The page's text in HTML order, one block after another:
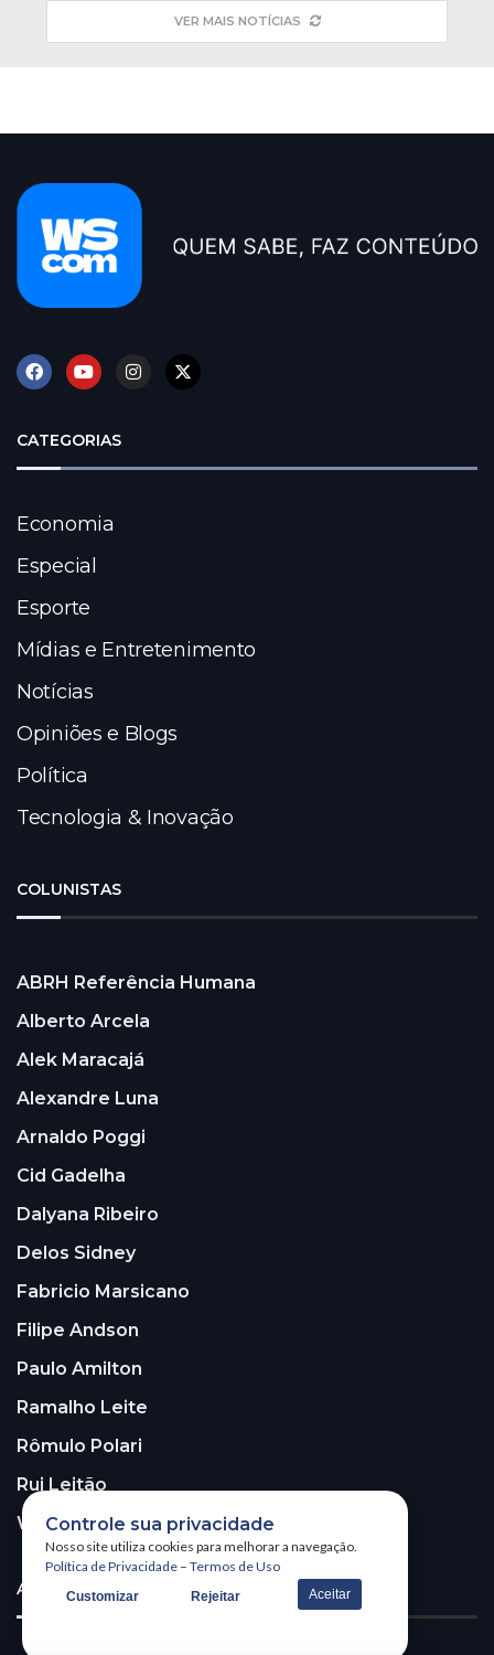
VER MAIS NOTÍCIAS
CATEGORIAS
Economia
Especial
Esporte
Mídias e Entretenimento
Notícias
Opiniões e Blogs
Política
Tecnologia & Inovação
COLUNISTAS
ABRH Referência Humana
Alberto Arcela
Alek Maracajá
Alexandre Luna
Arnaldo Poggi
Cid Gadelha
Dalyana Ribeiro
Delos Sidney
Fabricio Marsicano
Filipe Andson
Paulo Amilton
Ramalho Leite
Rômulo Polari
Rui Leitão
Walter Santos
ASSINE A NOSSA NEWSLETTER!
Controle sua privacidade
Nosso site utiliza cookies para melhorar a navegação.
Política de Privacidade – Termos de Uso
Customizar Rejeitar Aceitar